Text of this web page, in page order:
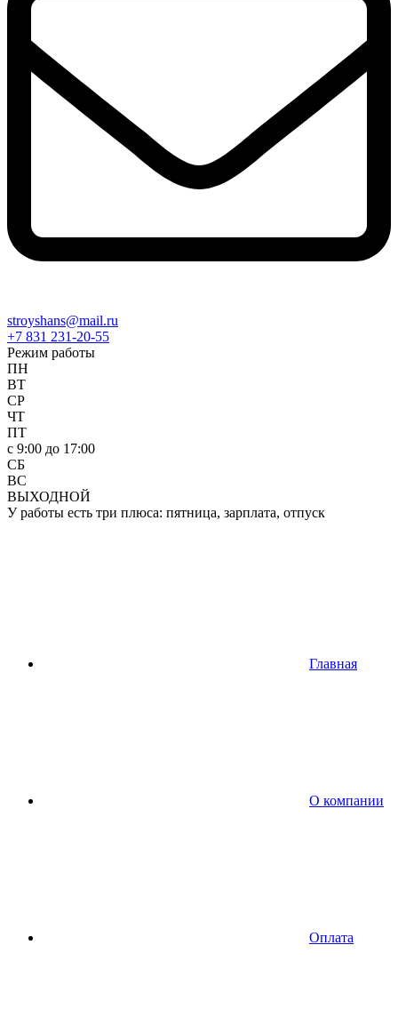
stroyshans@mail.ru
+7 831 231-20-55
Режим работы
ПН
ВТ
СР
ЧТ
ПТ
c 9:00 до 17:00
СБ
ВС
ВЫХОДНОЙ
У работы есть три плюса: пятница, зарплата, отпуск
Главная
О компании
Оплата